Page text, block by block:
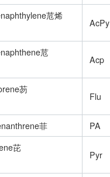
苊烯
AcPy
苊
Acp
芴
Flu
菲 PA
芘
Pyr